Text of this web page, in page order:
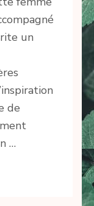
un
de
…